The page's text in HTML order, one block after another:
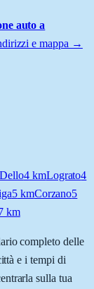
auto a
e mappa →
Dello4kmLograto4
5kmCorzano5
km
completo delle
e i tempi di
sulla tua